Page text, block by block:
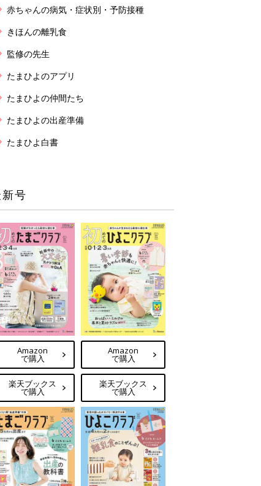
赤ちゃんの病気・症状別・予防接種
きほんの離乳食
監修の先生
たまひよのアプリ
たまひよの仲間たち
たまひよの出産準備
たまひよ白書
号
Amazon
で購入
楽天ブックス
で購入
Amazon
で購入
楽天ブックス
で購入